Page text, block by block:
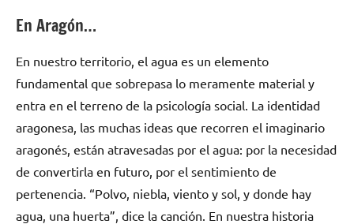
En Aragón…
En nuestro territorio, el agua es un elemento
fundamental que sobrepasa lo meramente material y
entra en el terreno de la psicología social. La identidad
aragonesa, las muchas ideas que recorren el imaginario
aragonés, están atravesadas por el agua: por la necesidad
de convertirla en futuro, por el sentimiento de
pertenencia. “Polvo, niebla, viento y sol, y donde hay
agua, una huerta”, dice la canción. En nuestra historia